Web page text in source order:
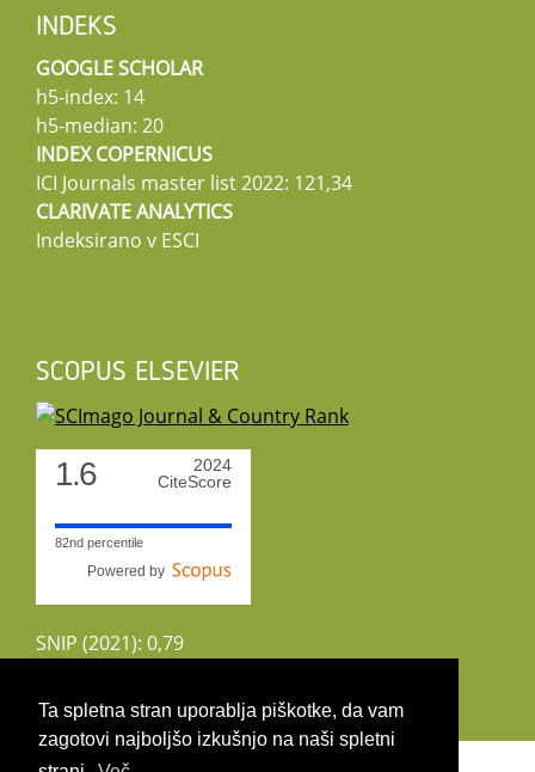
Ta spletna stran uporablja piškotke, da vam
zagotovi najboljšo izkušnjo na naši spletni
INDEKS
GOOGLE SCHOLAR
h5-index: 14
h5-median: 20
INDEX COPERNICUS
ICI Journals master list 2022: 121,34
CLARIVATE ANALYTICS
Indeksirano v ESCI
SCOPUS ELSEVIER
1.6
2024
CiteScore
82nd percentile
Powered by
SNIP (2021): 0,79